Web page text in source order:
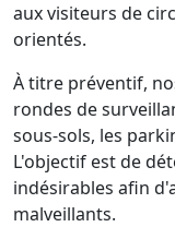
aux visiteurs de
orientés.
À titre préventif,
rondes de
sous-sols, les
L'objectif est de
indésirables afin
malveillants.